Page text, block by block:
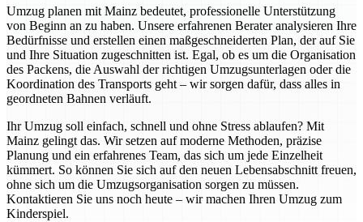
Umzug planen mit Mainz bedeutet, professionelle Unterstützung
von Beginn an zu haben. Unsere erfahrenen Berater analysieren Ihre
Bedürfnisse und erstellen einen maßgeschneiderten Plan, der auf Sie
und Ihre Situation zugeschnitten ist. Egal, ob es um die Organisation
des Packens, die Auswahl der richtigen Umzugsunterlagen oder die
Koordination des Transports geht – wir sorgen dafür, dass alles in
geordneten Bahnen verläuft.
Ihr Umzug soll einfach, schnell und ohne Stress ablaufen? Mit
Mainz gelingt das. Wir setzen auf moderne Methoden, präzise
Planung und ein erfahrenes Team, das sich um jede Einzelheit
kümmert. So können Sie sich auf den neuen Lebensabschnitt freuen,
ohne sich um die Umzugsorganisation sorgen zu müssen.
Kontaktieren Sie uns noch heute – wir machen Ihren Umzug zum
Kinderspiel.